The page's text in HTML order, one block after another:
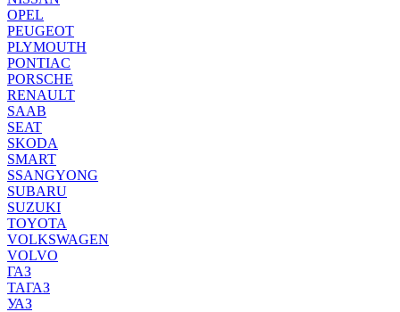
OPEL
PEUGEOT
PLYMOUTH
PONTIAC
PORSCHE
RENAULT
SAAB
SEAT
SKODA
SMART
SSANGYONG
SUBARU
SUZUKI
TOYOTA
VOLKSWAGEN
VOLVO
ГАЗ
ТАГАЗ
УАЗ